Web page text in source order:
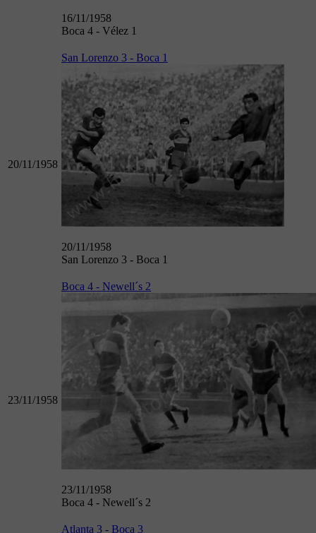
16/11/1958
Boca 4 - Vélez 1
20/11/1958
San Lorenzo 3 - Boca 1
20/11/1958
San Lorenzo 3 - Boca 1
23/11/1958
Boca 4 - Newell´s 2
23/11/1958
Boca 4 - Newell´s 2
Atlanta 3 - Boca 3